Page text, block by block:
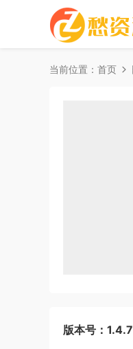
当前位置： 首页
版本号：